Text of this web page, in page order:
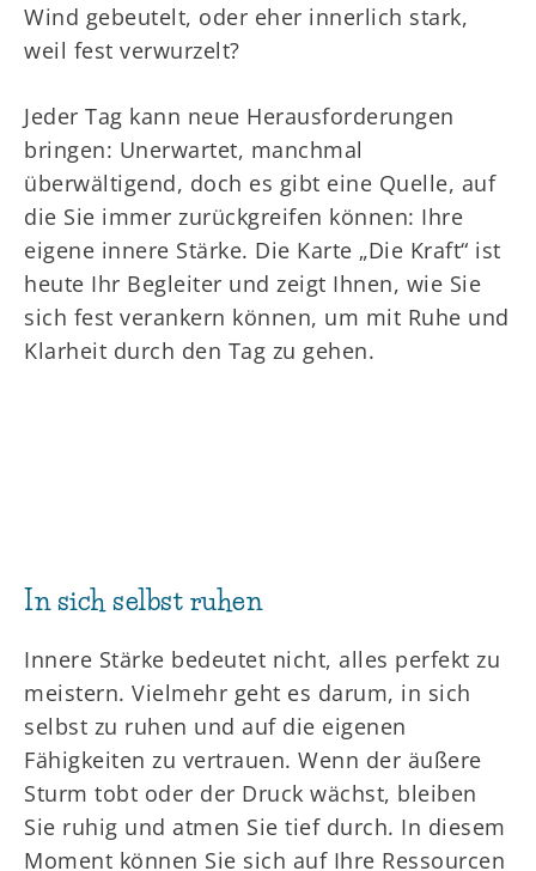
Wind gebeutelt, oder eher innerlich stark,
weil fest verwurzelt?
Jeder Tag kann neue Herausforderungen
bringen: Unerwartet, manchmal
überwältigend, doch es gibt eine Quelle, auf
die Sie immer zurückgreifen können: Ihre
eigene innere Stärke. Die Karte „Die Kraft“ ist
heute Ihr Begleiter und zeigt Ihnen, wie Sie
sich fest verankern können, um mit Ruhe und
Klarheit durch den Tag zu gehen.
In sich selbst ruhen
Innere Stärke bedeutet nicht, alles perfekt zu
meistern. Vielmehr geht es darum, in sich
selbst zu ruhen und auf die eigenen
Fähigkeiten zu vertrauen. Wenn der äußere
Sturm tobt oder der Druck wächst, bleiben
Sie ruhig und atmen Sie tief durch. In diesem
Moment können Sie sich auf Ihre Ressourcen